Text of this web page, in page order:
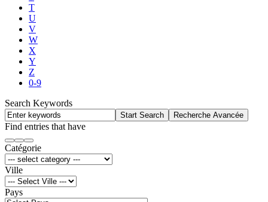
T
U
V
W
X
Y
Z
0-9
Search Keywords
Start Search Recherche Avancée
Find entries that have
Catégorie
Ville
Pays